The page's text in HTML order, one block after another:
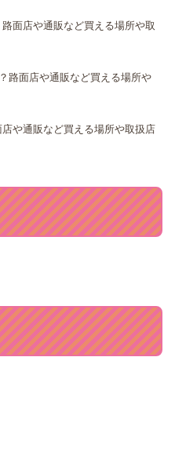
面店や通販など買える場所や取
路面店や通販など買える場所や
や通販など買える場所や取扱店